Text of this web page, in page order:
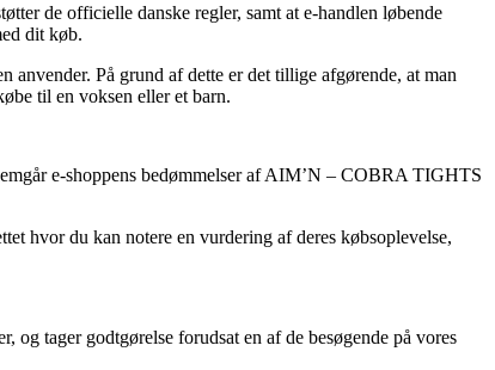
de officielle danske regler, samt at e-handlen løbende
dit køb.
anvender. På grund af dette er det tillige afgørende, at man
til en voksen eller et barn.
e-shoppens bedømmelser af AIM’N – COBRA TIGHTS
hvor du kan notere en vurdering af deres købsoplevelse,
tager godtgørelse forudsat en af de besøgende på vores